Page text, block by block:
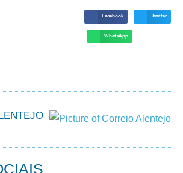
Facebook Twitter
WhatsApp